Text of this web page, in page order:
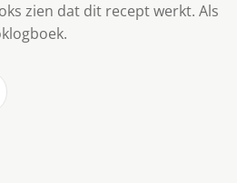
zien dat dit recept werkt. Als